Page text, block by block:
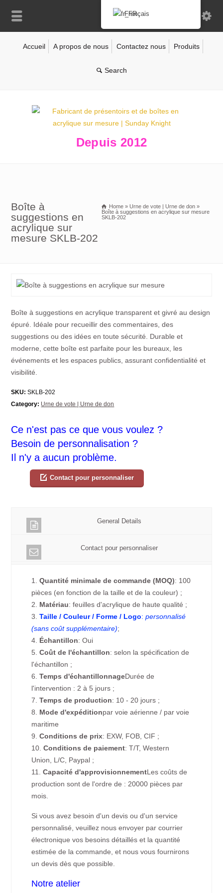
Accueil A propos de nous Contactez nous Produits
Depuis 2012
Boîte à
suggestions en
acrylique sur
mesure SKLB-202
Home » Urne de vote | Urne de don »
Boîte à suggestions en acrylique sur mesure
SKLB-202
Boîte à suggestions en acrylique transparent et givré au design
épuré. Idéale pour recueillir des commentaires, des
suggestions ou des idées en toute sécurité. Durable et
moderne, cette boîte est parfaite pour les bureaux, les
événements et les espaces publics, assurant confidentialité et
visibilité.
SKU: SKLB-202
Category: Urne de vote | Urne de don
Ce n'est pas ce que vous voulez ?
Besoin de personnalisation ?
Il n'y a aucun problème.
Contact pour personnaliser
General Details
Contact pour personnaliser
1.Quantité minimale de commande (MOQ): 100
pièces (en fonction de la taille et de la couleur) ;
2. Matériau: feuilles d'acrylique de haute qualité ;
3.Taille / Couleur / Forme / Logo:personnalisé
(sans coût supplémentaire);
4. Échantillon: Oui
5.Coût de l'échantillon: selon la spécification de
l'échantillon ;
6.Temps d'échantillonnageDurée de
l'intervention : 2 à 5 jours ;
7.Temps de production: 10 - 20 jours ;
8. Mode d'expéditionpar voie aérienne / par voie
maritime
9.Conditions de prix: EXW, FOB, CIF ;
10.Conditions de paiement: T/T, Western
Union, L/C, Paypal ;
11.Capacité d'approvisionnementLes coûts de
production sont de l'ordre de : 20000 pièces par
mois.
Si vous avez besoin d'un devis ou d'un service
personnalisé, veuillez nous envoyer par courrier
électronique vos besoins détaillés et la quantité
estimée de la commande, et nous vous fournirons
un devis dès que possible.
Notre atelier
Français